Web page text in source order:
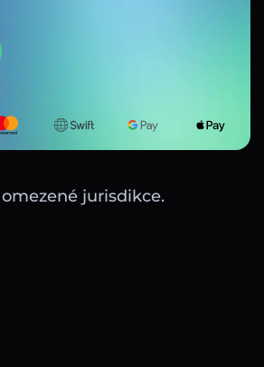
jurisdikce.